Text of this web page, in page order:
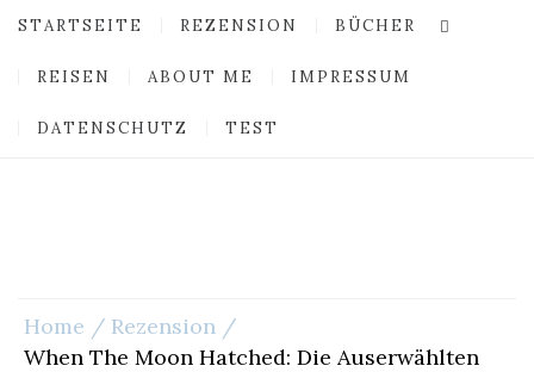
STARTSEITE REZENSION BÜCHER
REISEN ABOUT ME IMPRESSUM
DATENSCHUTZ TEST
Home
Rezension
When The Moon Hatched: Die Auserwählten